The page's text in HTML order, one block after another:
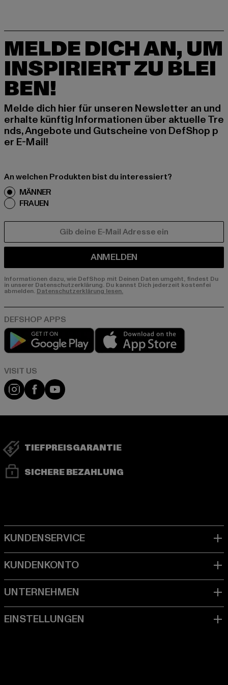
MELDE DICH AN, UM
INSPIRIERT ZU BLEI
BEN!
Melde dich hier für unseren Newsletter an und
erhalte künftig Informationen über aktuelle Tre
nds, Angebote und Gutscheine von DefShop p
er E-Mail!
An welchen Produkten bist du interessiert?
MÄNNER
FRAUEN
ANMELDEN
Informationen dazu, wie DefShop mit Deinen Daten umgeht, findest Du
in unserer Datenschutzerklärung. Du kannst Dich jederzeit kostenfei
abmelden. Datenschutzerklärung lesen.
Play market
Visit our Instagram page:
Visit our Facebook page:
Visit our YouTube channel:
TIEFPREISGARANTIE
SICHERE BEZAHLUNG